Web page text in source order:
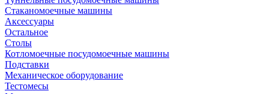
Стаканомоечные машины
Аксессуары
Остальное
Столы
Котломоечные посудомоечные машины
Подставки
Механическое оборудование
Тестомесы